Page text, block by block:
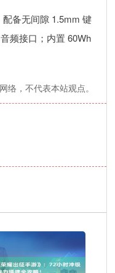
备无间隙 1.5mm 键
频接口；内置 60Wh
络，不代表本站观点。